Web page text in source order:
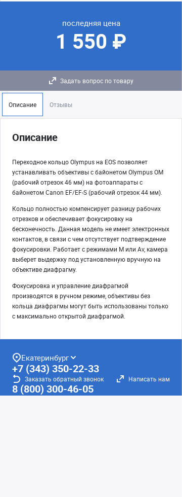
последняя цена
1 550 ₽
Задать вопрос по товару
Описание Отзывы
Описание
Переходное кольцо Olympus на EOS позволяет
устанавливать объективы с байонетом Olympus OM
(рабочий отрезок 46 мм) на фотоаппараты с
байонетом Canon EF/EF-S (рабочий отрезок 44 мм).
Кольцо полностью компенсирует разницу рабочих
отрезков и обеспечивает фокусировку на
бесконечность. Данная модель не имеет электронных
контактов, в связи с чем отсутствует подтверждение
фокусировки. Работает с режимами М или Av, камера
выберет выдержку под установленную вручную на
объективе диафрагму.
Фокусировка и управление диафрагмой
производятся в ручном режиме, объективы без
кольца диафрагмы могут быть использованы только
с максимально открытой диафрагмой.
Екатеринбург
+7 (343) 350-22-33
Заказать обратный звонок Написать нам
8 (800) 300-46-05